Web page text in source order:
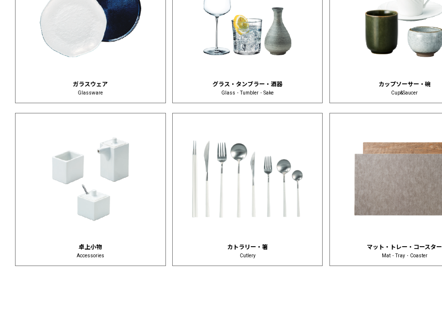
ガラスウェア
Glassware
グラス・タンブラー・酒器
Glass・Tumbler・Sake
カップソーサー・碗
Cup&Saucer
卓上小物
Accessories
カトラリー・箸
Cutlery
マット・トレー・コースター
Mat・Tray・Coaster